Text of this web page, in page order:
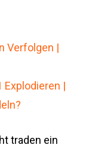
Verfolgen |
Explodieren |
traden ein